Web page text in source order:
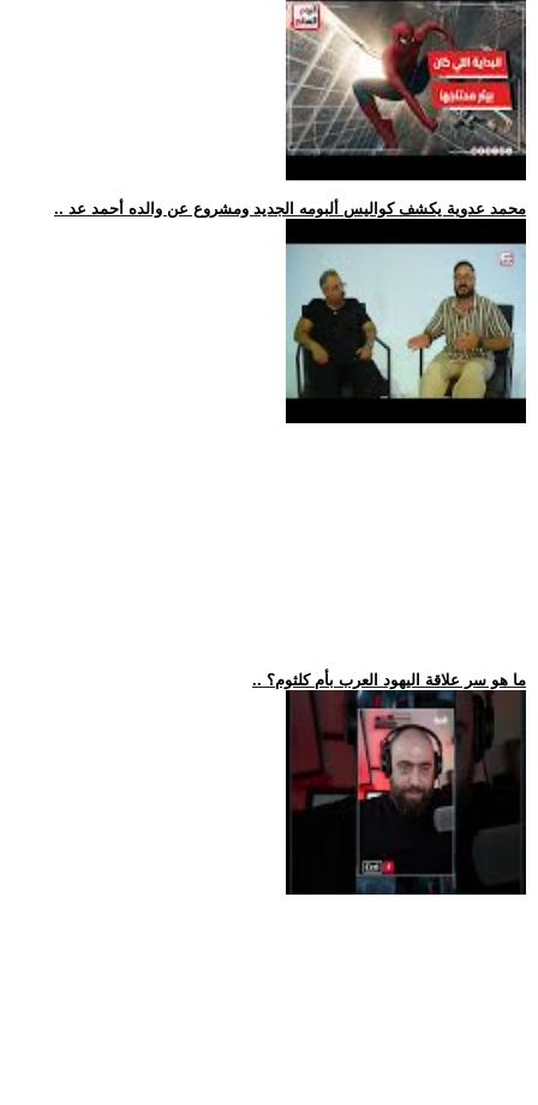
.. محمد عدوية يكشف كواليس ألبومه الجديد ومشروع عن والده أحمد عد
.. ما هو سر علاقة اليهود العرب بأم كلثوم؟